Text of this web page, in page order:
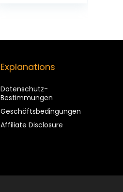
Explanations
Datenschutz-
Bestimmungen
Geschäftsbedingungen
Affiliate Disclosure